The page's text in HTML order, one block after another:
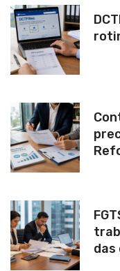
das